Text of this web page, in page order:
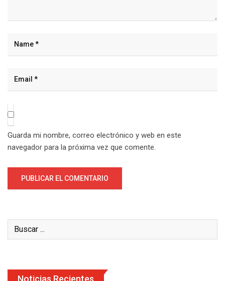
Guarda mi nombre, correo electrónico y web en este
navegador para la próxima vez que comente.
Noticias Recientes